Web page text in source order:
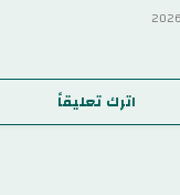
اترك تعليقاً